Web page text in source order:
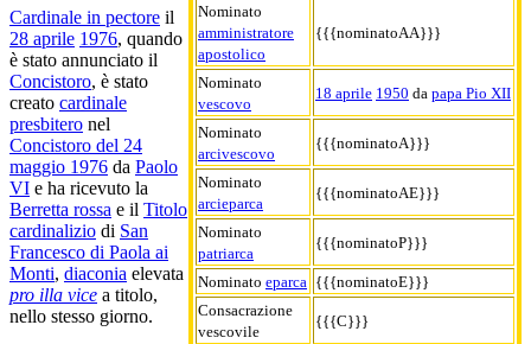
Nominato
amministratore
apostolico
{{{nominatoAA}}}
Nominato
vescovo
18 aprile 1950 da papa Pio XII
Nominato
arcivescovo
{{{nominatoA}}}
Nominato
arcieparca
{{{nominatoAE}}}
Nominato
patriarca
{{{nominatoP}}}
Nominato eparca {{{nominatoE}}}
Consacrazione
vescovile
{{{C}}}
Cardinale in pectore il
28 aprile 1976, quando
è stato annunciato il
Concistoro, è stato
creato cardinale
presbitero nel
Concistoro del 24
maggio 1976 da Paolo
VI e ha ricevuto la
Berretta rossa e il Titolo
cardinalizio di San
Francesco di Paola ai
Monti, diaconia elevata
pro illa vice a titolo,
nello stesso giorno.